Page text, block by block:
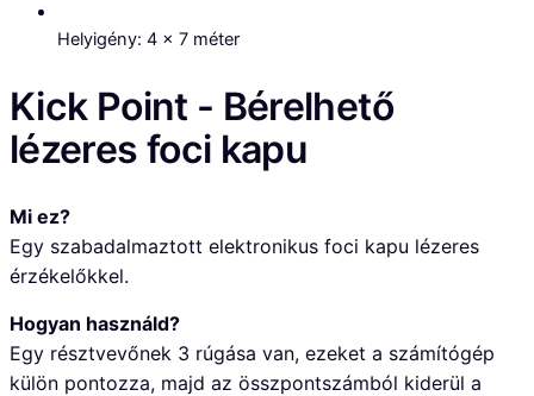
Helyigény: 4 x 7 méter
Kick Point - Bérelhető
lézeres foci kapu
Mi ez?
Egy szabadalmaztott elektronikus foci kapu lézeres
érzékelőkkel.
Hogyan használd?
Egy résztvevőnek 3 rúgása van, ezeket a számítógép
külön pontozza, majd az összpontszámból kiderül a